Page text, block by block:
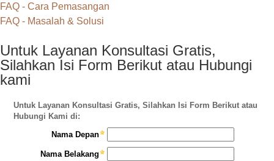
FAQ - Cara Pemasangan
FAQ - Masalah & Solusi
Untuk Layanan Konsultasi Gratis,
Silahkan Isi Form Berikut atau Hubungi
kami